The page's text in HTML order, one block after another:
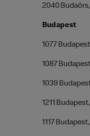
2040
Budapest
1077
1087
1039
1211
1117